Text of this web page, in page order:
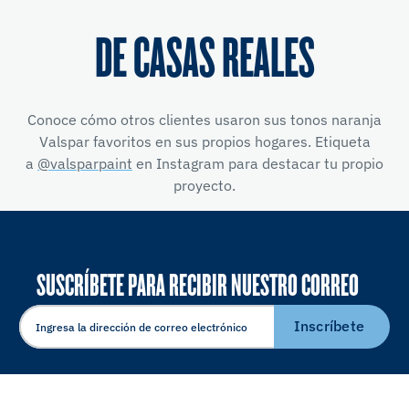
DE CASAS REALES
Conoce cómo otros clientes usaron sus tonos naranja
Valspar favoritos en sus propios hogares. Etiqueta
a @valsparpaint en Instagram para destacar tu propio
proyecto.
SUSCRÍBETE PARA RECIBIR NUESTRO CORREO
ELECTRÓNICO
Inscríbete